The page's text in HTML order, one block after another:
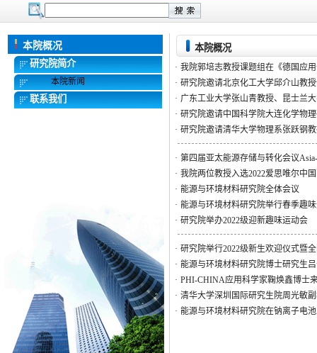
本院概况
研究院简介
本院新闻
联系我们
本院概况
· 我院郭培志教授课题组在《德国应
· 研究院邀请北京化工大学邱介山教
· 广东工业大学张山青教授、昆士兰
· 研究院邀请中国科学院大连化学物
· 研究院邀请清华大学物理系张跃钢
· 第四届亚太能源存储与转化会议Asia-
· 我院两位教授入选2022爱思唯尔中
· 能源与环境材料研究院全体会议
· 能源与环境材料研究院举行春季趣
· 研究院举办2022级迎新趣味运动会
· 研究院举行2022级新生欢迎仪式暨
· 能源与环境材料研究院博士研究生
· PHI-CHINA应用科学家鞠焕鑫博士
· 清华大学深圳国际研究生院周光敏
· 能源与环境材料研究院在钠离子电